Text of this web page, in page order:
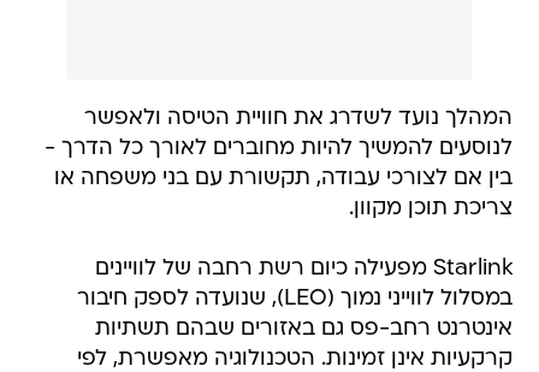
המהלך נועד לשדרג את חוויית הטיסה ולאפשר
לנוסעים להמשיך להיות מחוברים לאורך כל הדרך -
בין אם לצורכי עבודה, תקשורת עם בני משפחה או
צריכת תוכן מקוון.
Starlink מפעילה כיום רשת רחבה של לוויינים
במסלול לווייני נמוך (LEO), שנועדה לספק חיבור
אינטרנט רחב-פס גם באזורים שבהם תשתיות
קרקעיות אינן זמינות. הטכנולוגיה מאפשרת, לפי